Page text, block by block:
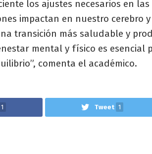
los ajustes necesarios en
impactan en nuestro cerebro
transición más saludable y
mental y físico es esencial
comenta el académico.
1 Tweet 1